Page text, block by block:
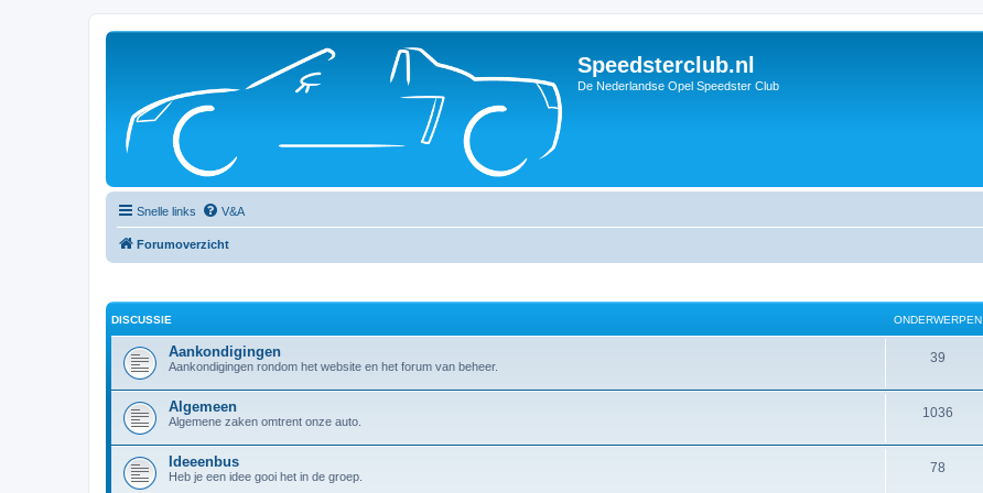
Speedsterclub.nl
De Nederlandse Opel Speedster Club
Snelle links V&A
Forumoverzicht
DISCUSSIE ONDERWERPEN
Aankondigingen
Aankondigingen rondom het website en het forum van beheer.
39
d
e
Algemeen
Algemene zaken omtrent onze auto.
1036
Ideeenbus
Heb je een idee gooi het in de groep.
78